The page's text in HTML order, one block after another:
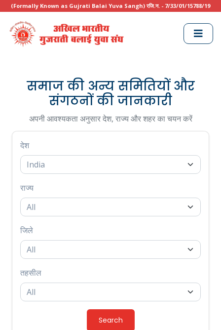
(Formally Known as Gujrati Balai Yuva Sangh) रजि.न. - 7/33/01/15788/19
समाज की अन्य समितियों और
संगठनों की जानकारी
अपनी आवश्यकता अनुसार देश, राज्य और शहर का चयन करें
देश
राज्य
जिले
तहसील
Search